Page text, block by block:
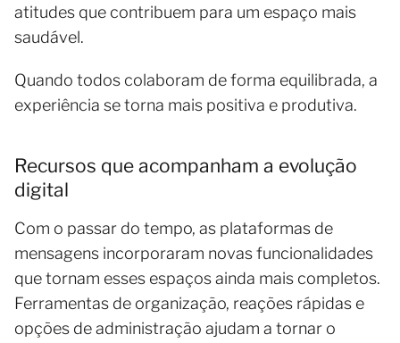
atitudes que contribuem para um espaço mais
saudável.
Quando todos colaboram de forma equilibrada, a
experiência se torna mais positiva e produtiva.
Recursos que acompanham a evolução
digital
Com o passar do tempo, as plataformas de
mensagens incorporaram novas funcionalidades
que tornam esses espaços ainda mais completos.
Ferramentas de organização, reações rápidas e
opções de administração ajudam a tornar o